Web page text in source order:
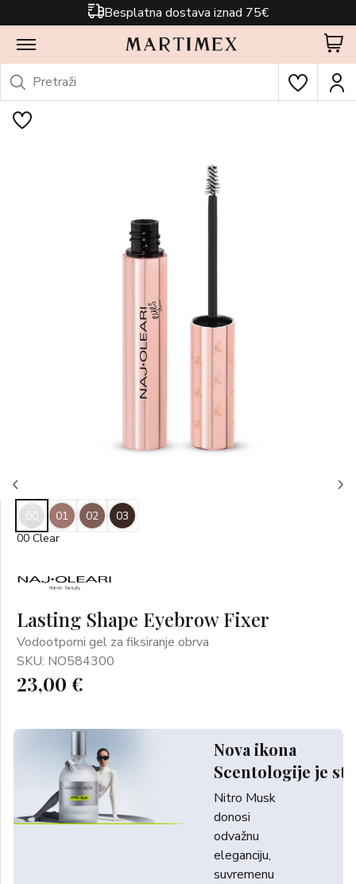
Besplatna dostava iznad 75€
Lasting Shape Eyebrow Fixer
Vodootporni gel za fiksiranje obrva
SKU: NO584300
23,00 €
Nova ikona
Scentologije je
Nitro Musk
donosi
odvažnu
eleganciju,
suvremenu
00 01 02
03
00 Clear